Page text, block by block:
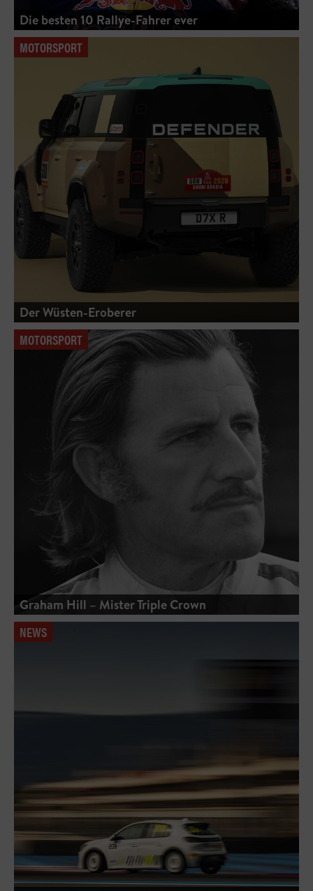
Die besten 10 Rallye-Fahrer ever
MOTORSPORT
Der Wüsten-Eroberer
MOTORSPORT
Graham Hill – Mister Triple Crown
NEWS